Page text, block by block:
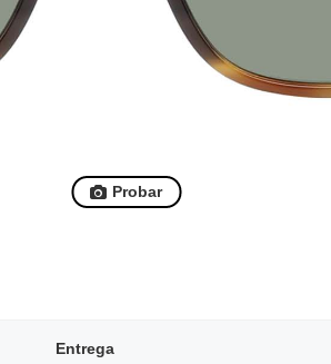
Probar
Entrega